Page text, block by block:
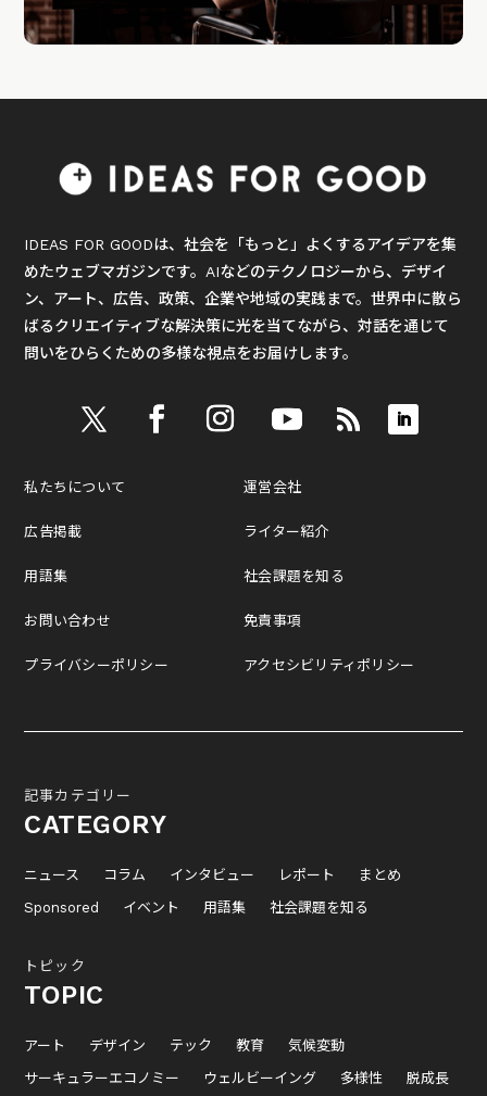
IDEAS FOR GOODは、社会を「もっと」よくするアイデアを集
めたウェブマガジンです。AIなどのテクノロジーから、デザイ
ン、アート、広告、政策、企業や地域の実践まで。世界中に散ら
ばるクリエイティブな解決策に光を当てながら、対話を通じて
問いをひらくための多様な視点をお届けします。
私たちについて
広告掲載
用語集
お問い合わせ
プライバシーポリシー
運営会社
ライター紹介
社会課題を知る
免責事項
アクセシビリティポリシー
記事カテゴリー
CATEGORY
ニュース コラム インタビュー レポート
まとめ
Sponsored
イベント 用語集 社会課題を知る
トピック
TOPIC
アート デザイン テック 教育
気候変動
サーキュラーエコノミー
ウェルビーイング 多様性 脱成長